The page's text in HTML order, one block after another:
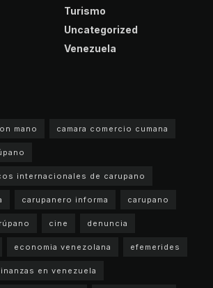
Turismo
Uncategorized
Venezuela
mano camara comercio cumana
internacionales de carupano
carupanero informa carupano
cine denuncia
economia venezolana efemerides
en venezuela